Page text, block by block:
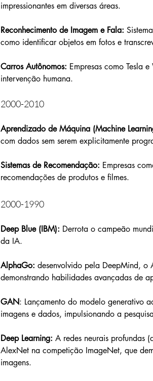
impressionantes em diversas áreas.
Reconhecimento de Imagem e Fala:
como identificar objetos em fotos e
Carros Autônomos: Empresas como Tesla
intervenção humana.
2000-2010
Aprendizado de Máquina (Machine
com dados sem serem explicitamente
Sistemas de Recomendação: Empresas
recomendações de produtos e filmes.
2000-1990
Deep Blue (IBM): Derrota o campeão
da IA.
AlphaGo: desenvolvido pela DeepMind,
demonstrando habilidades avançadas de
GAN: Lançamento do modelo generativo
imagens e dados, impulsionando a
Deep Learning: A redes neurais profundas
AlexNet na competição ImageNet, que
imagens.